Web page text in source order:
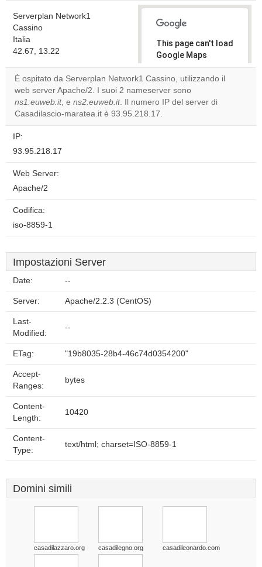
Serverplan Network1
Cassino
Italia
42.67, 13.22
This page can't load
Google Maps
correctly.
Do you
own this
È ospitato da Serverplan Network1 Cassino, utilizzando il
web server Apache/2. I suoi 2 nameserver sono
ns1.euweb.it, e ns2.euweb.it. Il numero IP del server di
Casadilascio-maratea.it è 93.95.218.17.
IP:
93.95.218.17
Web Server:
Apache/2
Codifica:
iso-8859-1
Impostazioni Server
Date: --
Server: Apache/2.2.3 (CentOS)
Last-
Modified:
--
ETag: "19b8035-28b4-46c74d0354200"
Accept-
Ranges:
bytes
Content-
Length:
10420
Content-
Type:
text/html; charset=ISO-8859-1
Domini simili
casadilazzaro.org casadilegno.org casadileonardo.com